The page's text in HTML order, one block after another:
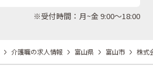
※受付時間：月~金 9:00～18:00
介護職の求人情報 富山県 富山市 株式